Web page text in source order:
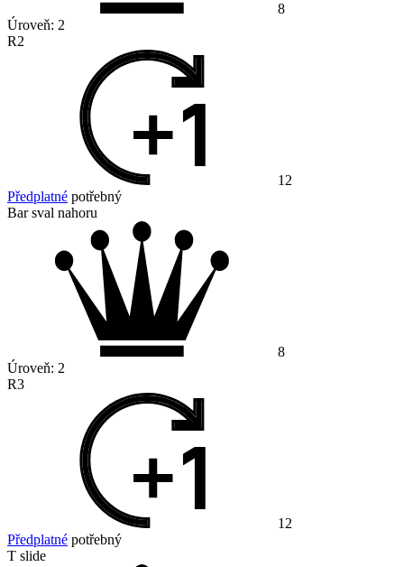
8
Úroveň: 2
R2
12
Předplatné potřebný
Bar sval nahoru
8
Úroveň: 2
R3
12
Předplatné potřebný
T slide